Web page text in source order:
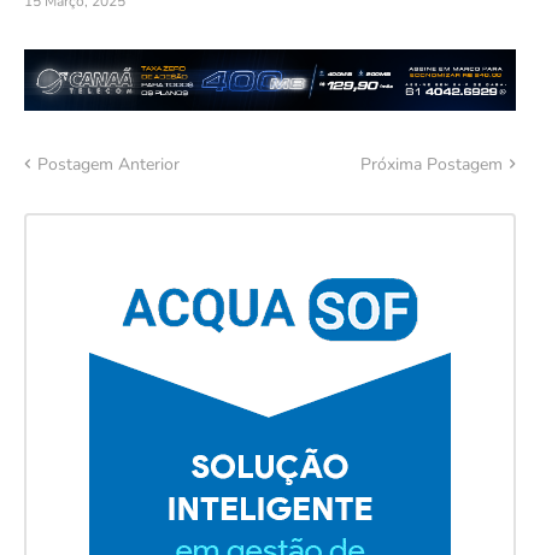
Postagem Anterior Próxima Postagem